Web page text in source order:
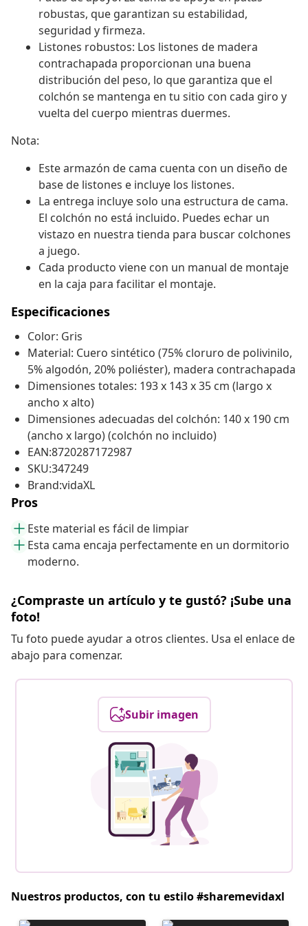
robustas, que garantizan su estabilidad,
seguridad y firmeza.
Listones robustos: Los listones de madera
contrachapada proporcionan una buena
distribución del peso, lo que garantiza que el
colchón se mantenga en tu sitio con cada giro y
vuelta del cuerpo mientras duermes.
Nota:
Este armazón de cama cuenta con un diseño de
base de listones e incluye los listones.
La entrega incluye solo una estructura de cama.
El colchón no está incluido. Puedes echar un
vistazo en nuestra tienda para buscar colchones
a juego.
Cada producto viene con un manual de montaje
en la caja para facilitar el montaje.
Especificaciones
Color: Gris
Material: Cuero sintético (75% cloruro de polivinilo,
5% algodón, 20% poliéster), madera contrachapada
Dimensiones totales: 193 x 143 x 35 cm (largo x
ancho x alto)
Dimensiones adecuadas del colchón: 140 x 190 cm
(ancho x largo) (colchón no incluido)
EAN:8720287172987
SKU:347249
Brand:vidaXL
Pros
Este material es fácil de limpiar
Esta cama encaja perfectamente en un dormitorio
moderno.
¿Compraste un artículo y te gustó? ¡Sube una
foto!
Tu foto puede ayudar a otros clientes. Usa el enlace de
abajo para comenzar.
Subir imagen
Nuestros productos, con tu estilo #sharemevidaxl